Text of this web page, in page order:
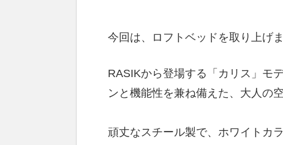
今回は、ロフトベッドを取り上げま
RASIKから登場する「カリス」モ
ンと機能性を兼ね備えた、大人の
頑丈なスチール製で、ホワイトカ